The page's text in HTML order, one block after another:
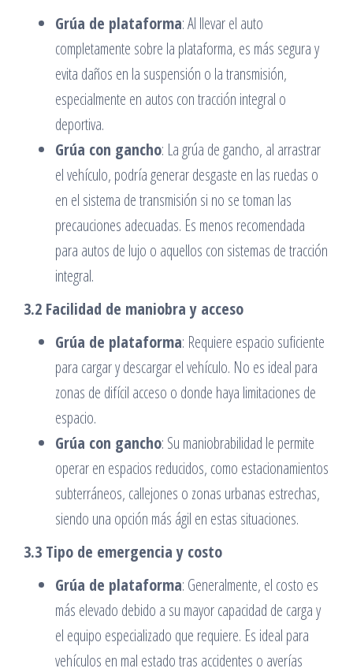
Grúa de plataforma: Al llevar el auto
completamente sobre la plataforma, es más segura y
evita daños en la suspensión o la transmisión,
especialmente en autos con tracción integral o
deportiva.
Grúa con gancho: La grúa de gancho, al arrastrar
el vehículo, podría generar desgaste en las ruedas o
en el sistema de transmisión si no se toman las
precauciones adecuadas. Es menos recomendada
para autos de lujo o aquellos con sistemas de tracción
integral.
3.2 Facilidad de maniobra y acceso
Grúa de plataforma: Requiere espacio suficiente
para cargar y descargar el vehículo. No es ideal para
zonas de difícil acceso o donde haya limitaciones de
espacio.
Grúa con gancho: Su maniobrabilidad le permite
operar en espacios reducidos, como estacionamientos
subterráneos, callejones o zonas urbanas estrechas,
siendo una opción más ágil en estas situaciones.
3.3 Tipo de emergencia y costo
Grúa de plataforma: Generalmente, el costo es
más elevado debido a su mayor capacidad de carga y
el equipo especializado que requiere. Es ideal para
vehículos en mal estado tras accidentes o averías